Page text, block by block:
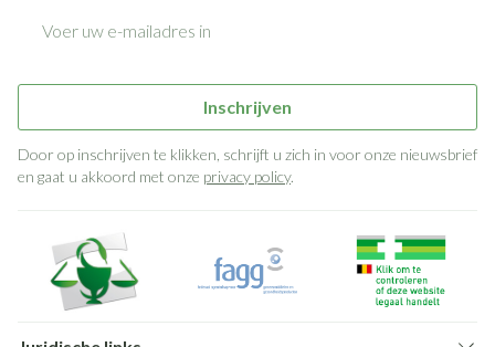
Inschrijven
Door op inschrijven te klikken, schrijft u zich in voor onze nieuwsbrief
en gaat u akkoord met onze privacy policy.